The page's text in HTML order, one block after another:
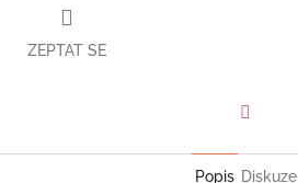
ZEPTAT SE
Popis Diskuze